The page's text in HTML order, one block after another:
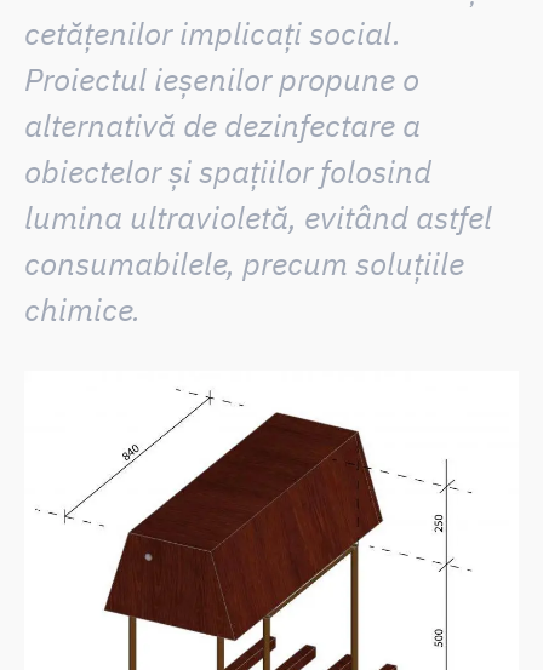
cetățenilor implicați social.
Proiectul ieșenilor propune o
alternativă de dezinfectare a
obiectelor și spațiilor folosind
lumina ultravioletă, evitând astfel
consumabilele, precum soluțiile
chimice.